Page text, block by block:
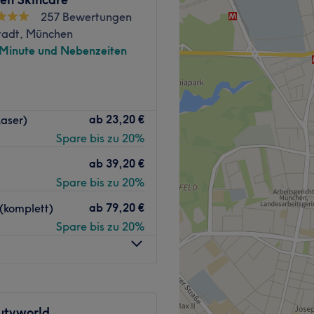
der Eigenmarke
und kalte Getränke.
Zurück zur Salonansicht
trumpft mit einem
du dich zurücklehnen
Massage oder
5, bist du
dir deinen persönlichen
Treatwell.
einen Moment der
warmherzigen Art
die locker-freundliche
257 Bewertungen
München
und Nebenzeiten
ab 23,20 €
Spare bis zu 20%
ab 39,20 €
Spare bis zu 20%
ab 79,20 €
Spare bis zu 20%